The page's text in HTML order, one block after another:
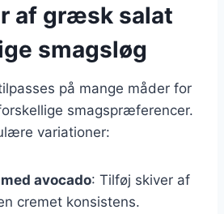
af græsk salat
smagsløg
på mange måder for
smagspræferencer.
variationer:
avocado: Tilføj skiver af
cremet konsistens.